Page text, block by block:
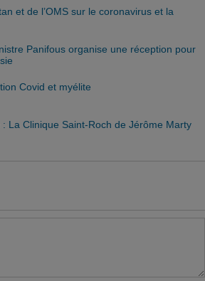
et de l’OMS sur le coronavirus et la
Panifous organise une réception pour
Covid et myélite
La Clinique Saint-Roch de Jérôme Marty